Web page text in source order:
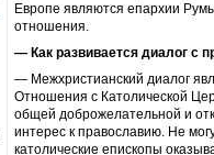
Европе являются епархии
отношения.
— Как развивается диалог с
— Межхристианский диалог
Отношения с Католической
общей доброжелательной и
интерес к православию. Не
католические епископы